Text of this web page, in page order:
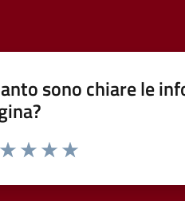
sono chiare le
da 1 a 5 stelle la pagina